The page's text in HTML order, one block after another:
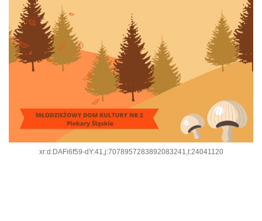
xr:d:DAFi6f59-dY:41,j:7078957283892083241,t:24041120